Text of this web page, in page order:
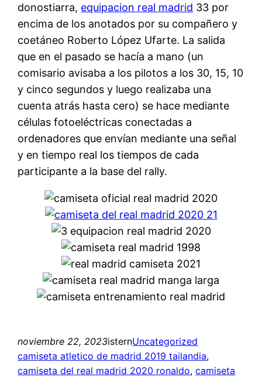
donostiarra, equipacion real madrid 33 por
encima de los anotados por su compañero y
coetáneo Roberto López Ufarte. La salida
que en el pasado se hacía a mano (un
comisario avisaba a los pilotos a los 30, 15, 10
y cinco segundos y luego realizaba una
cuenta atrás hasta cero) se hace mediante
células fotoeléctricas conectadas a
ordenadores que envían mediante una señal
y en tiempo real los tiempos de cada
participante a la base del rally.
noviembre 22, 2023isternUncategorized
camiseta atletico de madrid 2019 tailandia
camiseta del real madrid 2020 ronaldo, camiseta